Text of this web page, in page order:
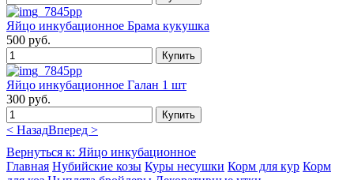
Яйцо инкубационное Брама кукушка
500 руб.
Яйцо инкубационное Галан 1 шт
300 руб.
< НазадВперед >
Вернуться к: Яйцо инкубационное
Главная Нубийские козы Куры несушки Корм для кур Корм